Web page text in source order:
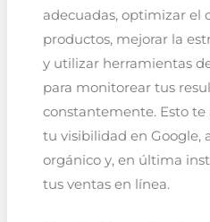
adecuadas, optimizar el
productos, mejorar la
y utilizar herramientas
para monitorear tus
constantemente. Esto
tu visibilidad en Google,
orgánico y, en última
tus ventas en línea.